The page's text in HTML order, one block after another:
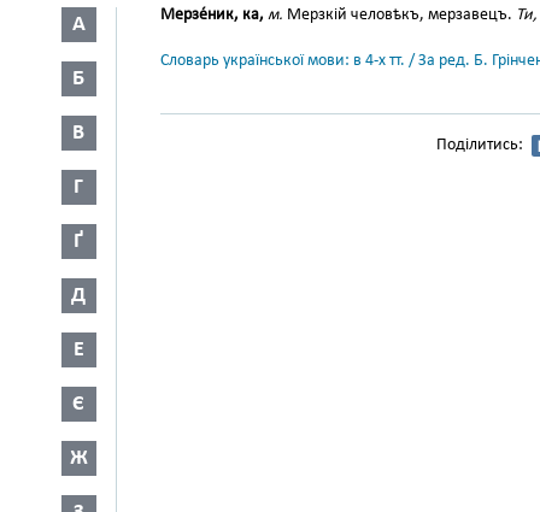
А
Б
В
Г
Ґ
Д
Е
Є
Ж
Мерзе́ник, ка, м. Мерзкій человѣкъ, мерзавецъ.
Словарь української мови: в 4-х тт. / За ред. Б.
Поділитись: